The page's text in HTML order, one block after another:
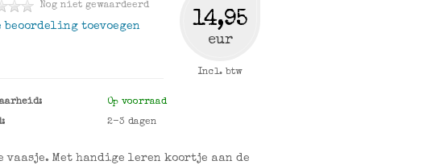
14,95
eur
Incl. btw
Nog niet gewaardeerd
beoordeling toevoegen
Op voorraad
2-3 dagen
vaasje. Met handige leren koortje aan de